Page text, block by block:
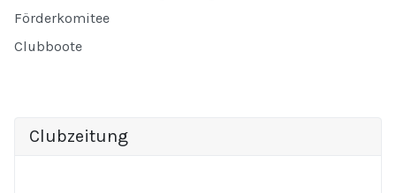
Förderkomitee
Clubboote
Clubzeitung